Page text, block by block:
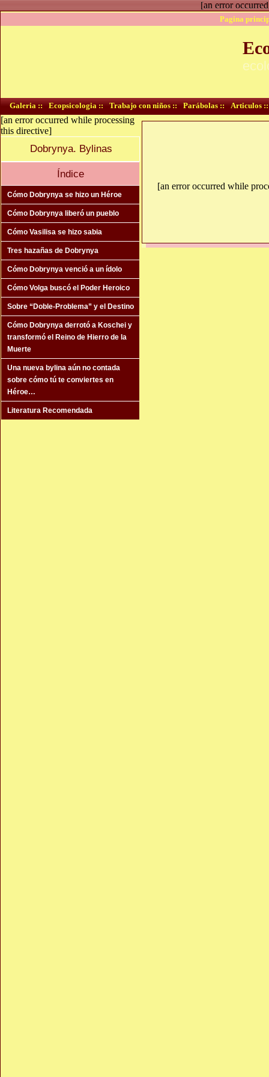
[an error
Pagina
Galeria :: Ecopsicologia :: Trabajo con niños :: Parábolas :: Articulos ::
[an error occurred while processing
this directive]
Dobrynya. Bylinas
Índice
Cómo Dobrynya se hizo un Héroe
Cómo Dobrynya liberó un pueblo
Cómo Vasilisa se hizo sabia
Tres hazañas de Dobrynya
Cómo Dobrynya venció a un ídolo
Cómo Volga buscó el Poder Heroico
Sobre “Doble-Problema” y el Destino
Cómo Dobrynya derrotó a Koschei y
transformó el Reino de Hierro de la
Muerte
Una nueva bylina aún no contada
sobre cómo tú te conviertes en
Héroe…
Literatura Recomendada
[an error occurred while